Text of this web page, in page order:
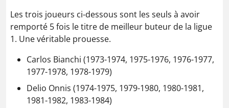
Les trois joueurs ci-dessous sont les seuls à avoir
remporté 5 fois le titre de meilleur buteur de la ligue
1. Une véritable prouesse.
Carlos Bianchi (1973-1974, 1975-1976, 1976-1977,
1977-1978, 1978-1979)
Delio Onnis (1974-1975, 1979-1980, 1980-1981,
1981-1982, 1983-1984)